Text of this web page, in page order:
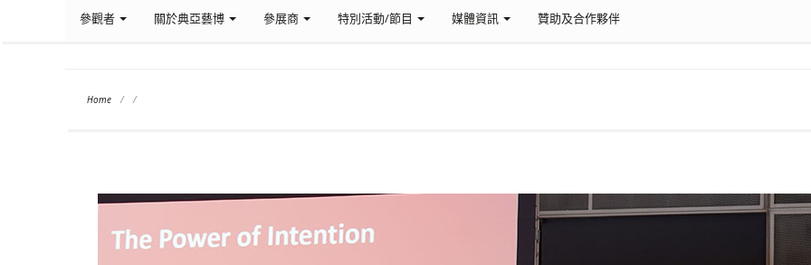
參觀者 關於典亞藝博 參展商 特別活動/節目 媒體資訊 贊助及合作夥伴
Home / /